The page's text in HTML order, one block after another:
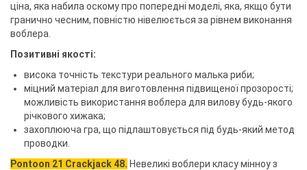
ціна, яка набила оскому про попередні моделі, яка, якщо бути
гранично чесним, повністю нівелюється за рівнем виконання
воблера.
Позитивні якості:
висока точність текстури реального малька риби;
міцний матеріал для виготовлення підвищеної прозорості;
можливість використання воблера для вилову будь-якого
річкового хижака;
захоплююча гра, що підлаштовується під будь-який метод
проводки.
Pontoon 21 Crackjack 48. Невеликі воблери класу мінноу з